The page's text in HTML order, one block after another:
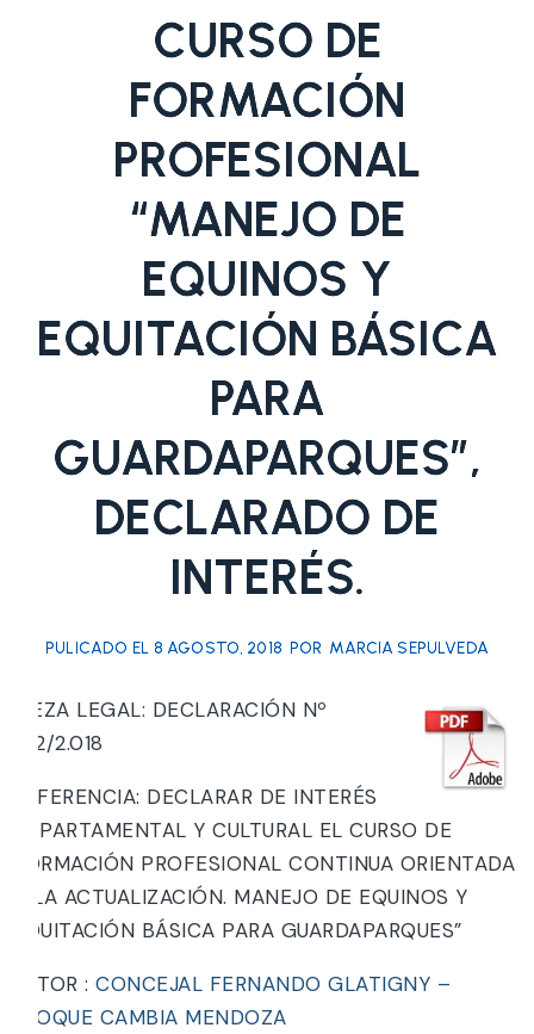
CURSO DE
FORMACIÓN
PROFESIONAL
“MANEJO DE
EQUINOS Y
EQUITACIÓN BÁSICA
PARA
GUARDAPARQUES”,
DECLARADO DE
INTERÉS.
PULICADO EL 8 AGOSTO, 2018 POR MARCIA SEPULVEDA
PIEZA LEGAL: DECLARACIÓN Nº
222/2.018
REFERENCIA: DECLARAR DE INTERÉS
DEPARTAMENTAL Y CULTURAL EL CURSO DE
FORMACIÓN PROFESIONAL CONTINUA ORIENTADA
A LA ACTUALIZACIÓN. MANEJO DE EQUINOS Y
EQUITACIÓN BÁSICA PARA GUARDAPARQUES”
AUTOR : CONCEJAL FERNANDO GLATIGNY –
BLOQUE CAMBIA MENDOZA